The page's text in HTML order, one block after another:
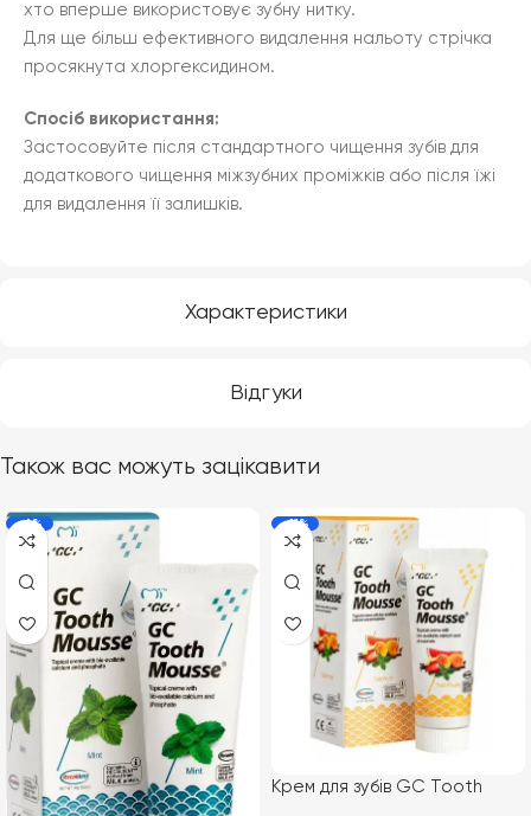
Характеристики
Відгуки
хто вперше використовує зубну нитку.
Для ще більш ефективного видалення нальоту стрічка
просякнута хлоргексидином.
Спосіб використання:
Застосовуйте після стандартного чищення зубів для
додаткового чищення міжзубних проміжків або після їжі
для видалення її залишків.
Також вас можуть зацікавити
-6% -11%
Крем для зубів GC Tooth